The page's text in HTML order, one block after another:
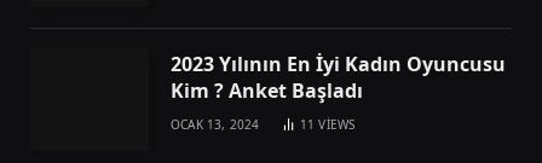
2023 Yılının En İyi Kadın Oyuncusu
Kim ? Anket Başladı
OCAK 13, 2024 11VIEWS